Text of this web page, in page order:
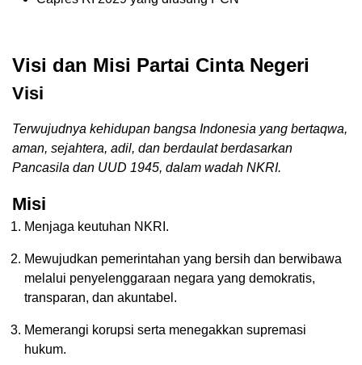
Visi dan Misi Partai Cinta Negeri
Visi
Terwujudnya kehidupan bangsa Indonesia yang bertaqwa,
aman, sejahtera, adil, dan berdaulat berdasarkan
Pancasila dan UUD 1945, dalam wadah NKRI.
Misi
Menjaga keutuhan NKRI.
Mewujudkan pemerintahan yang bersih dan berwibawa
melalui penyelenggaraan negara yang demokratis,
transparan, dan akuntabel.
Memerangi korupsi serta menegakkan supremasi
hukum.